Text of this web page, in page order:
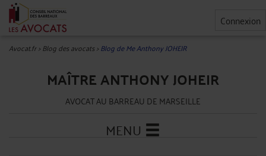
Connexion
Avocat.fr>Blog des avocats>Blog de Me Anthony JOHEIR
MAÎTRE ANTHONY JOHEIR
AVOCAT AU BARREAU DE MARSEILLE
MENU